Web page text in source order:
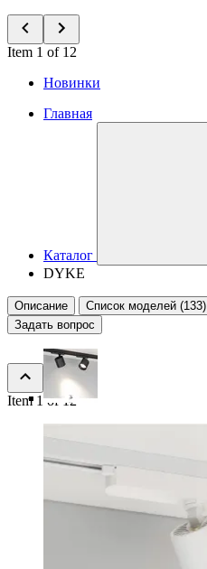
Item 1 of 12
Новинки
Главная
Каталог
DYKE
Описание
Список моделей (133)
Задать вопрос
Item 1 of 12